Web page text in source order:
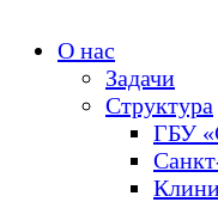
О нас
Задачи
Структура
ГБУ